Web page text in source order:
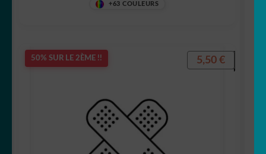
+63 COULEURS
50% SUR LE 2ÈME !! 5,50 €